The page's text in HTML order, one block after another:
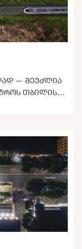
— ᲨᲔᲣᲫᲚᲘᲐ
ᲗᲑᲘᲚᲘᲡᲘᲡ